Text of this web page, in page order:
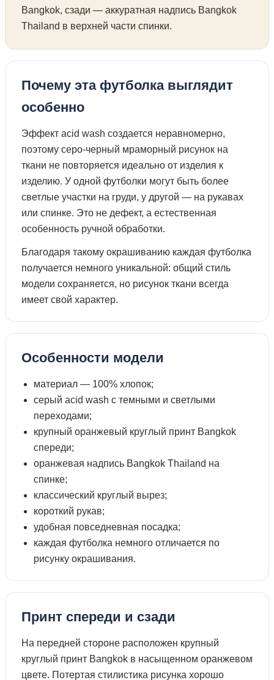
Bangkok, сзади — аккуратная надпись Bangkok
Thailand в верхней части спинки.
Почему эта футболка выглядит
особенно
Эффект acid wash создается неравномерно,
поэтому серо-черный мраморный рисунок на
ткани не повторяется идеально от изделия к
изделию. У одной футболки могут быть более
светлые участки на груди, у другой — на рукавах
или спинке. Это не дефект, а естественная
особенность ручной обработки.
Благодаря такому окрашиванию каждая футболка
получается немного уникальной: общий стиль
модели сохраняется, но рисунок ткани всегда
имеет свой характер.
Особенности модели
материал — 100% хлопок;
серый acid wash с темными и светлыми
переходами;
крупный оранжевый круглый принт Bangkok
спереди;
оранжевая надпись Bangkok Thailand на
спинке;
классический круглый вырез;
короткий рукав;
удобная повседневная посадка;
каждая футболка немного отличается по
рисунку окрашивания.
Принт спереди и сзади
На передней стороне расположен крупный
круглый принт Bangkok в насыщенном оранжевом
цвете. Потертая стилистика рисунка хорошо